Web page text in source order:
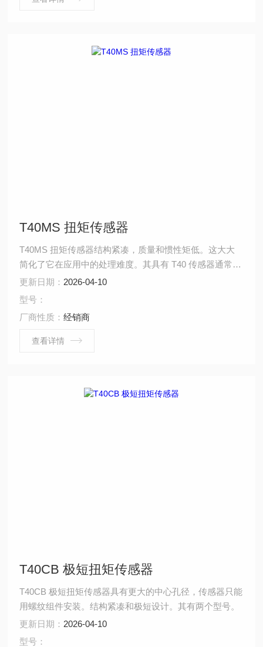
T40MS 扭矩传感器
T40MS 扭矩传感器结构紧凑，质量和惯性矩低。这大大
简化了它在应用中的处理难度。其具有 T40 传感器通常具
有的高精度和其他特性，非常适合于需要高转速和鲁棒性
的测试应用，例如电驱动、变速箱试验台以及直升机部件
更新日期： 2026-04-10
型号：
厂商性质：经销商
查看详情
T40CB 极短扭矩传感器
T40CB 极短扭矩传感器具有更大的中心孔径，传感器只能
用螺纹组件安装。结构紧凑和极短设计。其有两个型号。
更新日期： 2026-04-10
型号：